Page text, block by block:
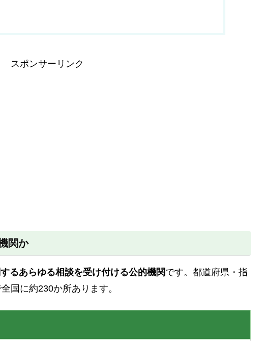
スポンサーリンク
関か
るあらゆる相談を受け付ける公的機関です。都道府県・指
国に約230か所あります。